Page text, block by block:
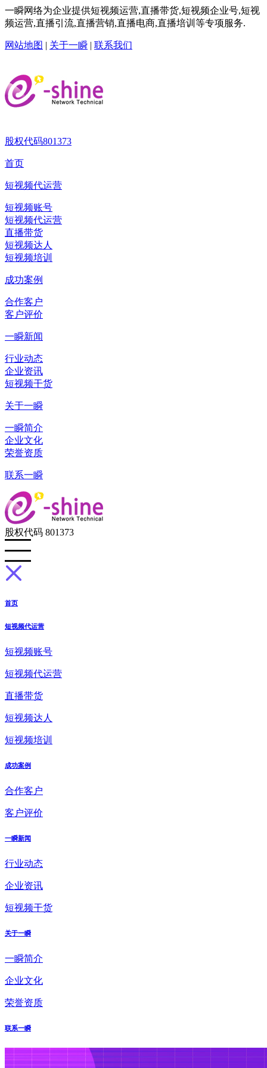
一瞬网络为企业提供短视频运营,直播带货,短视频企业号,短视
频运营,直播引流,直播营销,直播电商,直播培训等专项服务.
网站地图 | 关于一瞬 | 联系我们
股权代码801373
首页
短视频代运营
短视频账号
短视频代运营
直播带货
短视频达人
短视频培训
成功案例
合作客户
客户评价
一瞬新闻
行业动态
企业资讯
短视频干货
关于一瞬
一瞬简介
企业文化
荣誉资质
联系一瞬
股权代码 801373
首页
短视频代运营
短视频账号
短视频代运营
直播带货
短视频达人
短视频培训
成功案例
合作客户
客户评价
一瞬新闻
行业动态
企业资讯
短视频干货
关于一瞬
一瞬简介
企业文化
荣誉资质
联系一瞬